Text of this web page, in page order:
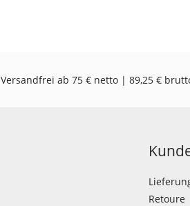
Versandfrei ab 75 € netto | 89,25 €
Retoure